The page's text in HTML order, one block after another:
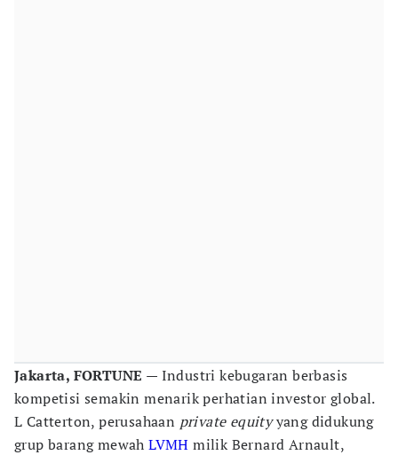
Jakarta, FORTUNE — Industri kebugaran berbasis
kompetisi semakin menarik perhatian investor global.
L Catterton, perusahaan private equityyang didukung
grup barang mewahLVMH milik Bernard Arnault,